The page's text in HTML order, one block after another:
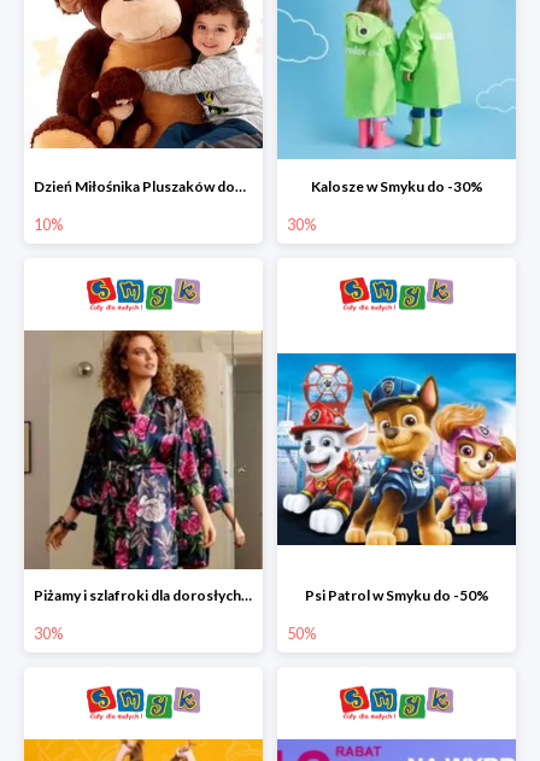
Dzień Miłośnika Pluszaków dodatkowy rabat -10%
10%
Kalosze w Smyku do -30%
30%
Piżamy i szlafroki dla dorosłych w Smyku do -30%
30%
Psi Patrol w Smyku do -50%
50%